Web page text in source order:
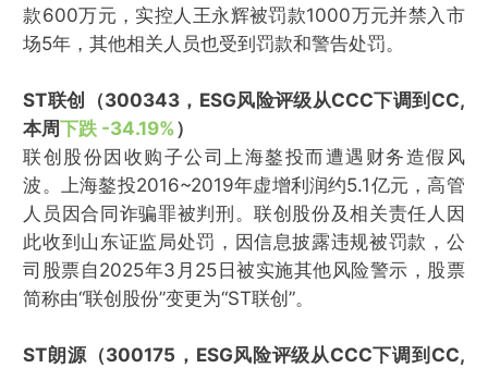
款600万元，实控人王永辉被罚款1000万元并禁入市
场5年，其他相关人员也受到罚款和警告处罚。
ST联创（300343，ESG风险评级从CCC下调到CC,
本周下跌 -34.19%）
联创股份因收购子公司上海鏊投而遭遇财务造假风
波。上海鏊投2016~2019年虚增利润约5.1亿元，高管
人员因合同诈骗罪被判刑。联创股份及相关责任人因
此收到山东证监局处罚，因信息披露违规被罚款，公
司股票自2025年3月25日被实施其他风险警示，股票
简称由“联创股份”变更为“ST联创”。
ST朗源（300175，ESG风险评级从CCC下调到CC,